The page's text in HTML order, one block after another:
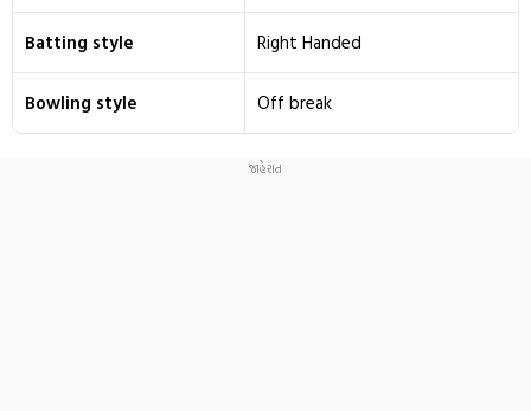
Batting style Right Handed
Bowling style Off break